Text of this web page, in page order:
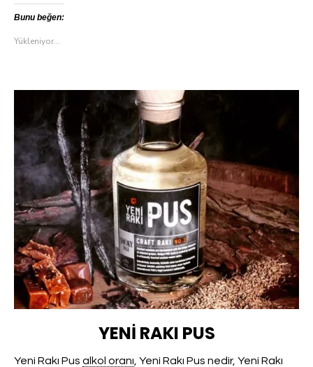
Bunu beğen:
Yükleniyor...
YENI RAKI PUS
Yeni Rakı Pus alkol oranı , Yeni Rakı Pus nedir, Yeni Rakı